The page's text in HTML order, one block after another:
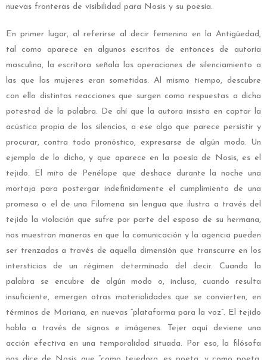
nuevas fronteras de visibilidad para Nosis y su poesía.
En primer lugar, al referirse al decir femenino en la Antigüedad,
tal como aparece en algunos escritos de entonces de autoría
masculina, la escritora señala las operaciones de silenciamiento a
las que las mujeres eran sometidas. Al mismo tiempo, descubre
con ello distintas reacciones que surgen como respuestas a dicha
potestad de la palabra. De ahí que la autora insista en captar la
acústica propia de los silencios, a ese algo que parece persistir y
procurar, contra todo pronóstico, expresarse de algún modo. Un
ejemplo de lo dicho, y que aparece en la poesía de Nosis, es el
tejido. El mito de Penélope que deshace durante la noche una
mortaja para postergar indefinidamente el cumplimiento de una
promesa o el de una Filomena sin lengua que ilustra a través del
tejido la violación que sufre por parte del esposo de su hermana,
nos muestran maneras en que la comunicación y la agencia pueden
ser trenzadas a través de aquella dimensión que transcurre en los
intersticios de un régimen determinado del decir. Cuando la
palabra se encubre de algún modo o, incluso, cuando resulta
insuficiente, emergen otras materialidades que se convierten, en
términos de Mariana, en nuevas “plataforma para la voz”. El tejido
habla a través de signos e imágenes. Tejer aquí deviene una
acción efectiva en una temporalidad situada. Por eso, la filósofa